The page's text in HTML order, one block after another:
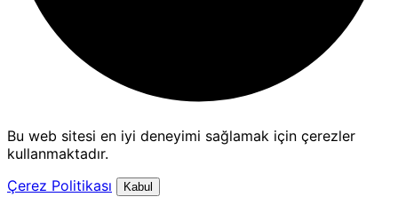
Bu web sitesi en iyi deneyimi sağlamak için çerezler
kullanmaktadır.
Çerez Politikası
Kabul